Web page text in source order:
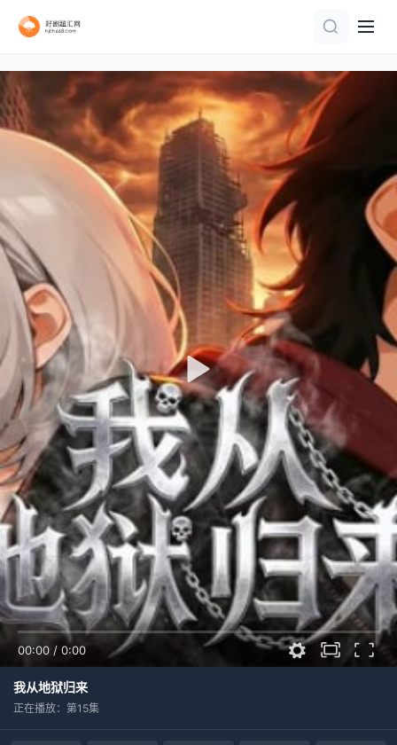
00:00 / 0:00
我从地狱归来
正在播放：第15集
完结
第114集已完结
第03集
更新至15集
完结
更新至06集
全10集
连载中 连载到4集
第20集
更新至13集